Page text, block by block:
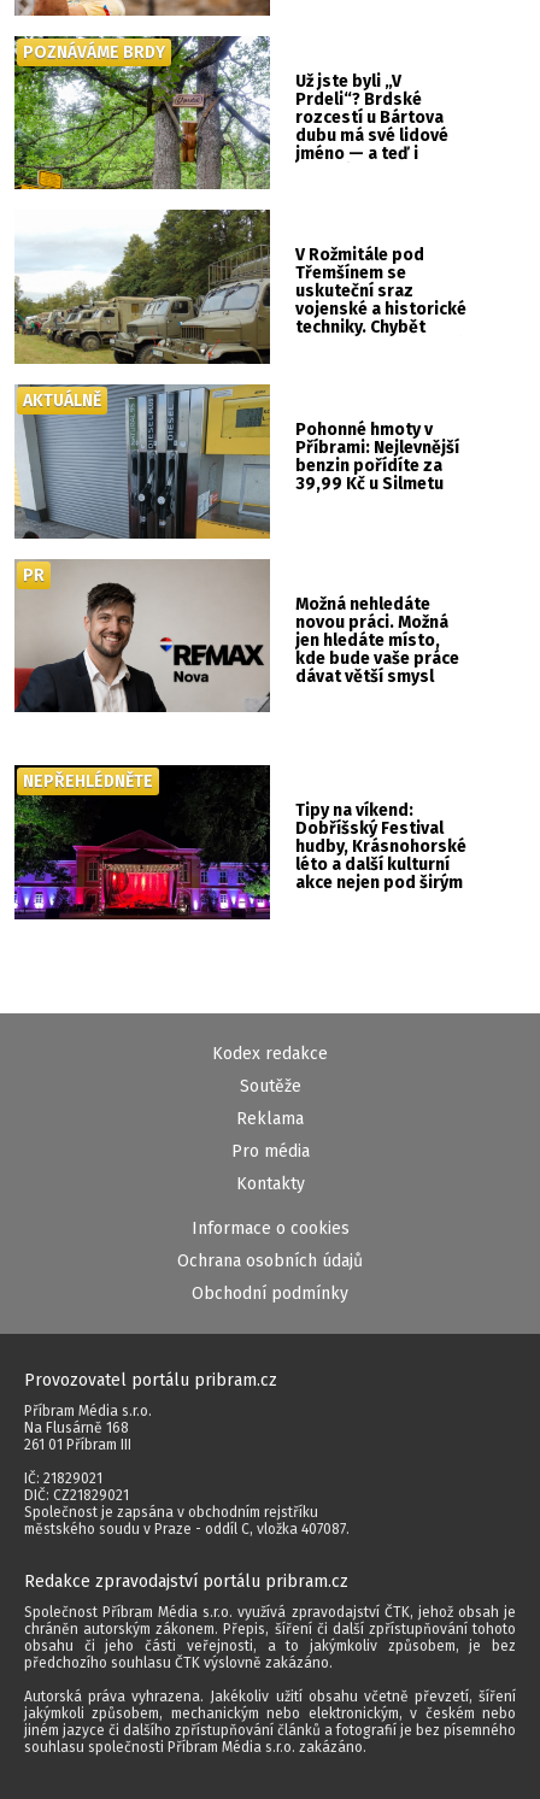
Už jste byli „V
Prdeli“? Brdské
rozcestí u Bártova
dubu má své lidové
jméno — a teď i
POZNÁVÁME BRDY
V Rožmitále pod
Třemšínem se
uskuteční sraz
vojenské a historické
techniky. Chybět
Pohonné hmoty v
Příbrami: Nejlevnější
benzin pořídíte za
39,99 Kč u Silmetu
AKTUÁLNĚ
Možná nehledáte
novou práci. Možná
jen hledáte místo,
kde bude vaše práce
dávat větší smysl
PR
Tipy na víkend:
Dobříšský Festival
hudby, Krásnohorské
léto a další kulturní
akce nejen pod širým
NEPŘEHLÉDNĚTE
Kodex redakce
Soutěže
Reklama
Pro média
Kontakty
Informace o cookies
Ochrana osobních údajů
Obchodní podmínky
Provozovatel portálu pribram.cz
Příbram Média s.r.o.
Na Flusárně 168
261 01 Příbram III
IČ: 21829021
DIČ: CZ21829021
Společnost je zapsána v obchodním rejstříku
městského soudu v Praze - oddíl C, vložka 407087.
Redakce zpravodajství portálu pribram.cz
Společnost Příbram Média s.r.o. využívá zpravodajství ČTK, jehož obsah je
chráněn autorským zákonem. Přepis, šíření či další zpřístupňování tohoto
obsahu či jeho části veřejnosti, a to jakýmkoliv způsobem, je bez
předchozího souhlasu ČTK výslovně zakázáno.
Autorská práva vyhrazena. Jakékoliv užití obsahu včetně převzetí, šíření
jakýmkoli způsobem, mechanickým nebo elektronickým, v českém nebo
jiném jazyce či dalšího zpřístupňování článků a fotografií je bez písemného
souhlasu společnosti Příbram Média s.r.o. zakázáno.